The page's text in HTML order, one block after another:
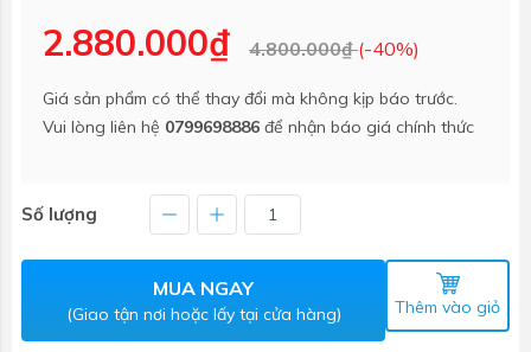
2.880.000₫ 4.800.000₫(-40%)
Giá sản phẩm có thể thay đổi mà không kịp báo trước.
Vui lòng liên hệ 0799698886 để nhận báo giá chính thức
Số lượng
MUA NGAY
(Giao tận nơi hoặc lấy tại cửa hàng) Thêm vào giỏ